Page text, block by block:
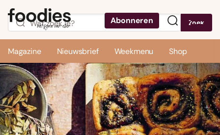
Abonneren Zoek
Magazine Nieuwsbrief Weekmenu Shop